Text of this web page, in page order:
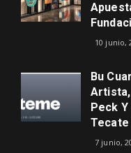
10 junio,
Bu
Artista,
Peck Y
Tecate
7 junio,